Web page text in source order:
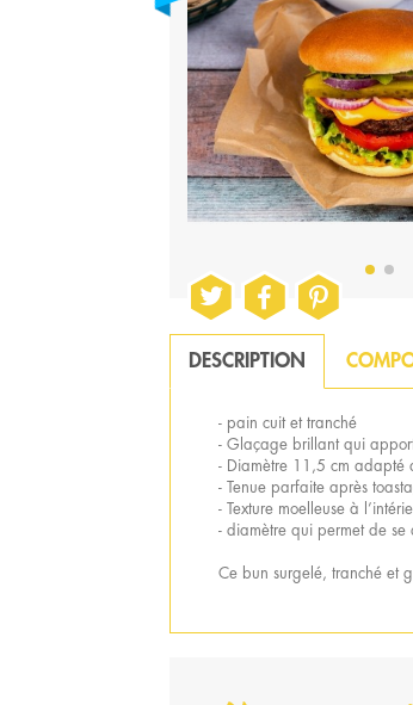
DESCRIPTION
- pain cuit et tranché
- Glaçage brillant qui
- Diamètre 11,5 cm adapté
- Tenue parfaite après
- Texture moelleuse à
- diamètre qui permet de
Ce bun surgelé, tranché et